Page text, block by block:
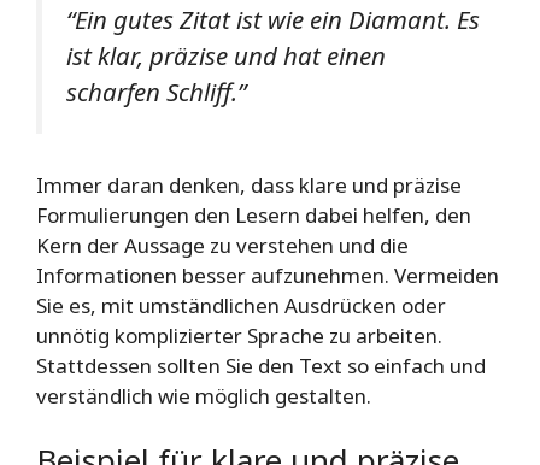
“Ein gutes Zitat ist wie ein Diamant. Es
ist klar, präzise und hat einen
scharfen Schliff.”
Immer daran denken, dass klare und präzise
Formulierungen den Lesern dabei helfen, den
Kern der Aussage zu verstehen und die
Informationen besser aufzunehmen. Vermeiden
Sie es, mit umständlichen Ausdrücken oder
unnötig komplizierter Sprache zu arbeiten.
Stattdessen sollten Sie den Text so einfach und
verständlich wie möglich gestalten.